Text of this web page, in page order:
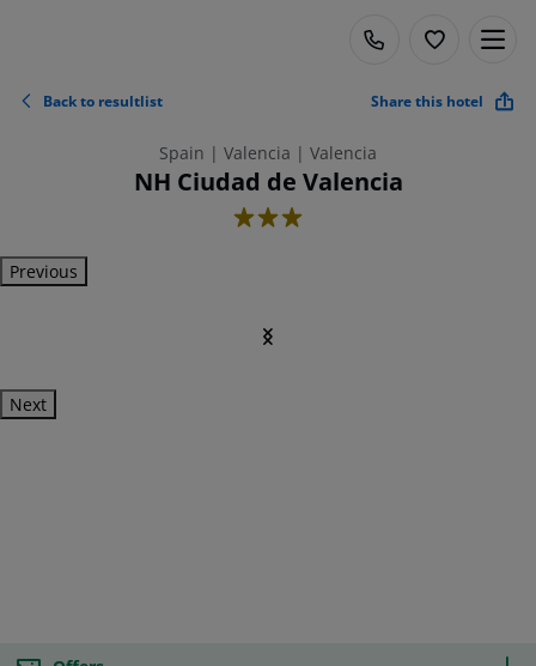
Back to resultlist Share this hotel
Spain | Valencia | Valencia
NH Ciudad de Valencia
3
Previous
Next